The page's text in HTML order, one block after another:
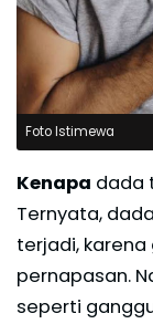
Foto Istimewa
Kenapa dada
Ternyata,
terjadi,
pernapasan.
seperti